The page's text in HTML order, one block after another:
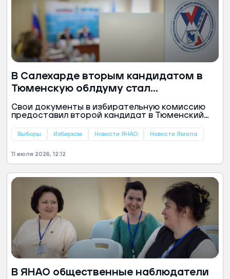
В Салехарде вторым кандидатом в
Тюменскую облдуму стал
самовыдвиженец
Свои документы в избирательную комиссию
предоставил второй кандидат в Тюменский
этом сообщили в избиркоме ямальской
Выборы Избирком Новости ЯНАО Новости Ямала
11 июля 2026, 12:12
В ЯНАО общественные наблюдатели